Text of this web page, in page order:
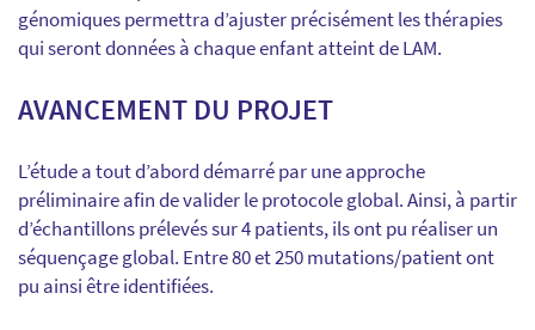
génomiques permettra d’ajuster précisément les thérapies
qui seront données à chaque enfant atteint de LAM.
AVANCEMENT DU PROJET
L’étude a tout d’abord démarré par une approche
préliminaire afin de valider le protocole global. Ainsi, à partir
d’échantillons prélevés sur 4 patients, ils ont pu réaliser un
séquençage global. Entre 80 et 250 mutations/patient ont
pu ainsi être identifiées.